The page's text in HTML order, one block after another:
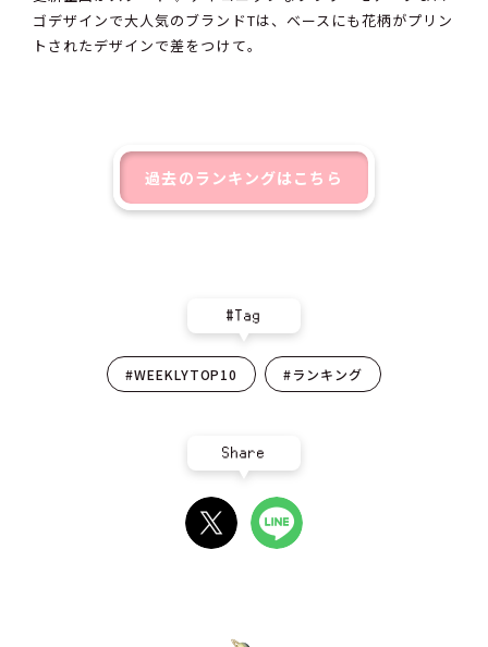
ゴデザインで大人気のブランドTは、ベースにも花柄がプリン
トされたデザインで差をつけて。
過去のランキングはこちら
#Tag
#WEEKLYTOP10 #ランキング
Share